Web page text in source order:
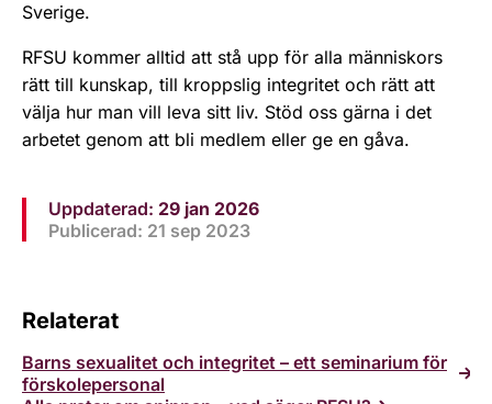
Sverige.
RFSU kommer alltid att stå upp för alla människors
rätt till kunskap, till kroppslig integritet och rätt att
välja hur man vill leva sitt liv. Stöd oss gärna i det
arbetet genom att bli medlem eller ge en gåva.
Uppdaterad: 29 jan 2026
Publicerad: 21 sep 2023
Relaterat
Barns sexualitet och integritet – ett seminarium för
förskolepersonal